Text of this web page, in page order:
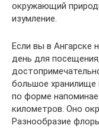
окружающий
изумление.
Если вы в Ангарске
день для
большое хранилище
по форме
километров. Оно
Разнообразие